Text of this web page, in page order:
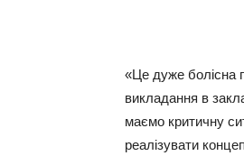
«Це дуже болісна
викладання в
маємо критичну
реалізувати